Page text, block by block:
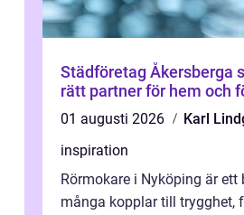
Städföretag Åkersberga så väljer du
rätt partner för hem och
01 augusti 2026
Karl
inspiration
Rörmokare i Nyköping är ett
många kopplar till trygghet,